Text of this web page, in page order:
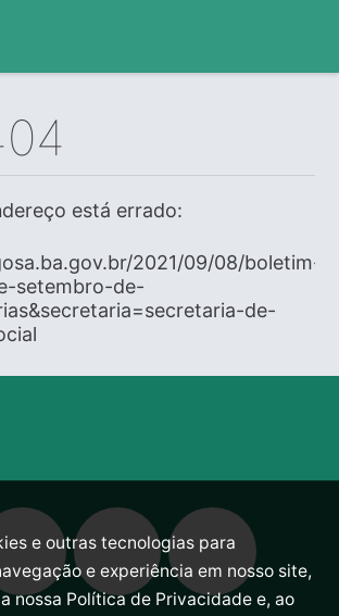
está errado:
2021/09/08/boletim-
setembro-de-
de-
e outras tecnologias para
e experiência em nosso site,
nossa Política de Privacidade e, ao